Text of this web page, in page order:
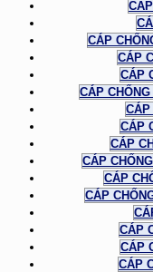
CÁP
CÁP
CÁP
CÁP
CÁP
CÁP
CÁP
CÁP
CÁP
CÁP
CÁP
CÁP
CÁP